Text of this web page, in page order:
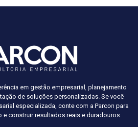
em gestão empresarial, planejamento
de soluções personalizadas. Se você
especializada, conte com a Parcon para
e construir resultados reais e duradouros.